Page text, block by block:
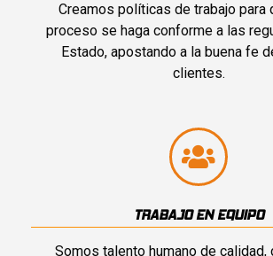
Creamos políticas de trabajo para
proceso se haga conforme a las
Estado, apostando a la buena fe
clientes.
TRABAJO EN EQUIPO
Somos talento humano de calidad,